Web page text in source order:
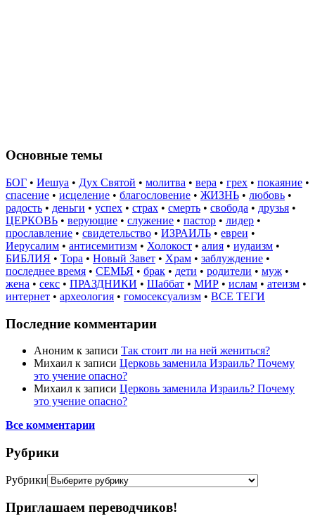
Основные темы
БОГ • Иешуа • Дух Святой • молитва • вера • грех • покаяние •
спасение • исцеление • благословение • ЖИЗНЬ • любовь •
радость • деньги • успех • страх • смерть • свобода • друзья •
ЦЕРКОВЬ • верующие • служение • пастор • лидер •
прославление • свидетельство • ИЗРАИЛЬ • евреи •
Иерусалим • антисемитизм • Холокост • алия • иудаизм •
БИБЛИЯ • Тора • Новый Завет • Храм • заблуждение •
последнее время • СЕМЬЯ • брак • дети • родители • муж •
жена • секс • ПРАЗДНИКИ • Шаббат • МИР • ислам • атеизм •
интернет • археология • гомосексуализм • ВСЕ ТЕГИ
Последние комментарии
Аноним к записи Так стоит ли на ней жениться?
Михаил к записи Церковь заменила Израиль? Почему
это учение опасно?
Михаил к записи Церковь заменила Израиль? Почему
это учение опасно?
Все комментарии
Рубрики
Рубрики
Приглашаем переводчиков!